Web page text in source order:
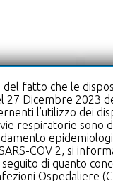
cardiologia
ecografia
leterrazze
microbiota
del fatto che le
27 Dicembre 2023
l’utilizzo dei
respiratorie sono
COV 2, si
seguito di quanto
Ospedaliere